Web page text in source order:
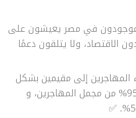
في مصر يعيشون على
الاقتصاد، ولا يتلقون دعمًا
إلى مقيمين بشكل
عادي، ونسبتهم نحو 95% من مجمل المهاجرين، و